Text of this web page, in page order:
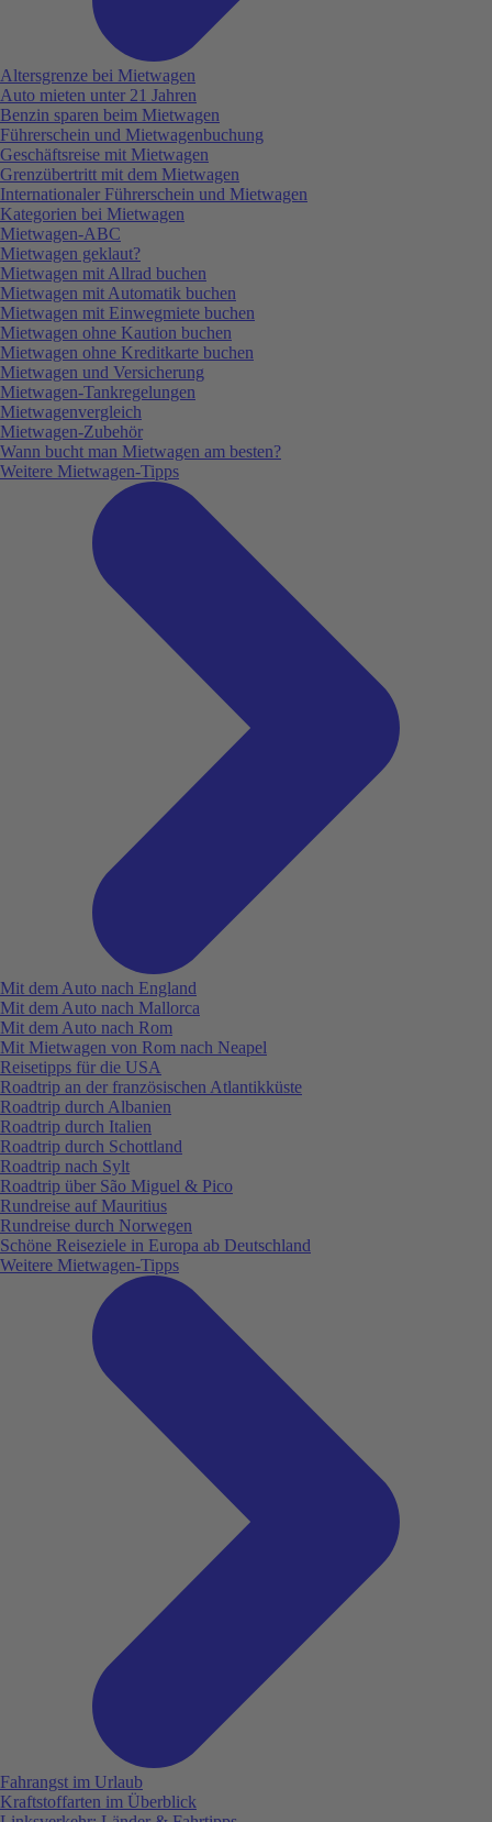
Altersgrenze bei Mietwagen
Auto mieten unter 21 Jahren
Benzin sparen beim Mietwagen
Führerschein und Mietwagenbuchung
Geschäftsreise mit Mietwagen
Grenzübertritt mit dem Mietwagen
Internationaler Führerschein und Mietwagen
Kategorien bei Mietwagen
Mietwagen-ABC
Mietwagen geklaut?
Mietwagen mit Allrad buchen
Mietwagen mit Automatik buchen
Mietwagen mit Einwegmiete buchen
Mietwagen ohne Kaution buchen
Mietwagen ohne Kreditkarte buchen
Mietwagen und Versicherung
Mietwagen-Tankregelungen
Mietwagenvergleich
Mietwagen-Zubehör
Wann bucht man Mietwagen am besten?
Weitere Mietwagen-Tipps
Mit dem Auto nach England
Mit dem Auto nach Mallorca
Mit dem Auto nach Rom
Mit Mietwagen von Rom nach Neapel
Reisetipps für die USA
Roadtrip an der französischen Atlantikküste
Roadtrip durch Albanien
Roadtrip durch Italien
Roadtrip durch Schottland
Roadtrip nach Sylt
Roadtrip über São Miguel & Pico
Rundreise auf Mauritius
Rundreise durch Norwegen
Schöne Reiseziele in Europa ab Deutschland
Weitere Mietwagen-Tipps
Fahrangst im Urlaub
Kraftstoffarten im Überblick